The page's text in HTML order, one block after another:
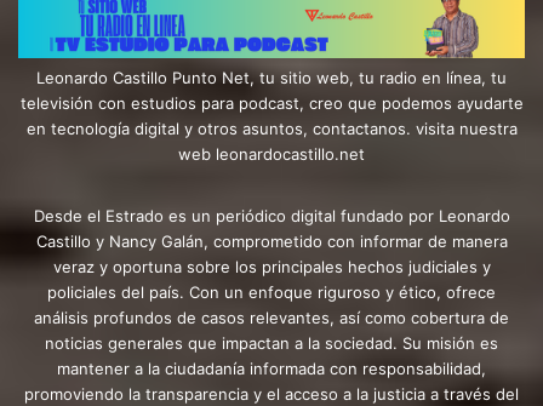
Leonardo Castillo Punto Net, tu sitio web, tu radio en línea, tu
televisión con estudios para podcast, creo que podemos ayudarte
en tecnología digital y otros asuntos, contactanos. visita nuestra
web leonardocastillo.net
Desde el Estrado es un periódico digital fundado por Leonardo
Castillo y Nancy Galán, comprometido con informar de manera
veraz y oportuna sobre los principales hechos judiciales y
policiales del país. Con un enfoque riguroso y ético, ofrece
análisis profundos de casos relevantes, así como cobertura de
noticias generales que impactan a la sociedad. Su misión es
mantener a la ciudadanía informada con responsabilidad,
promoviendo la transparencia y el acceso a la justicia a través del